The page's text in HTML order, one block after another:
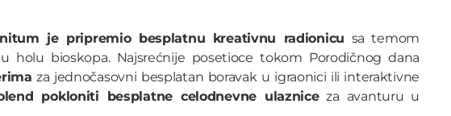
je pripremio besplatnu kreativnu radionicu sa temom
holu bioskopa. Najsrećnije posetioce tokom Porodičnog dana
za jednočasovni besplatan boravak u igraonici ili interaktivne
pokloniti besplatne celodnevne ulazniceza avanturu u